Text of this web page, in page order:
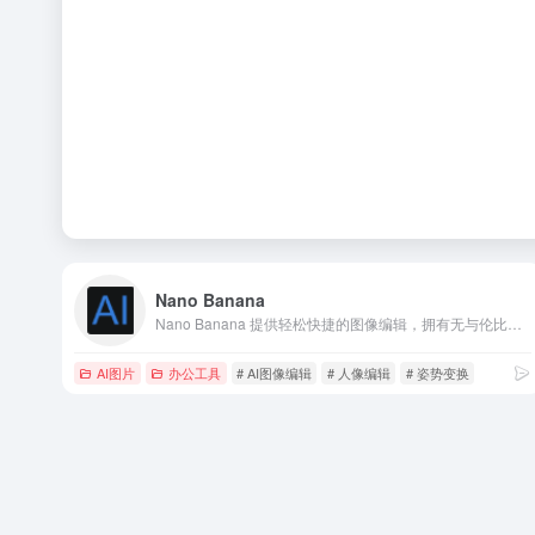
Nano Banana
AI图片 办公工具 # AI图像编辑 # 人像编辑 # 姿势变换